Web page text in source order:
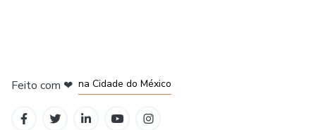
Feito com ❤ na Cidade do México